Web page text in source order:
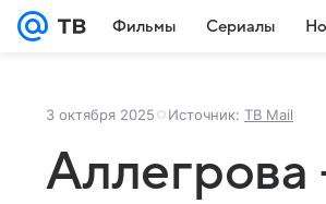
Фильмы Сериалы
3 октября 2025 Источник: ТВ Mail
Аллегрова